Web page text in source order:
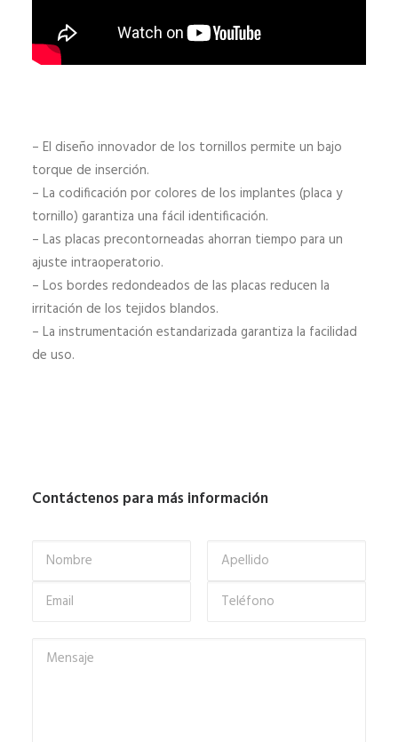
– El diseño innovador de los tornillos permite un bajo
torque de inserción.
– La codificación por colores de los implantes (placa y
tornillo) garantiza una fácil identificación.
– Las placas precontorneadas ahorran tiempo para un
ajuste intraoperatorio.
– Los bordes redondeados de las placas reducen la
irritación de los tejidos blandos.
– La instrumentación estandarizada garantiza la facilidad
de uso.
Contáctenos para más información